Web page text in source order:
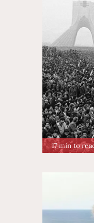
17 min to